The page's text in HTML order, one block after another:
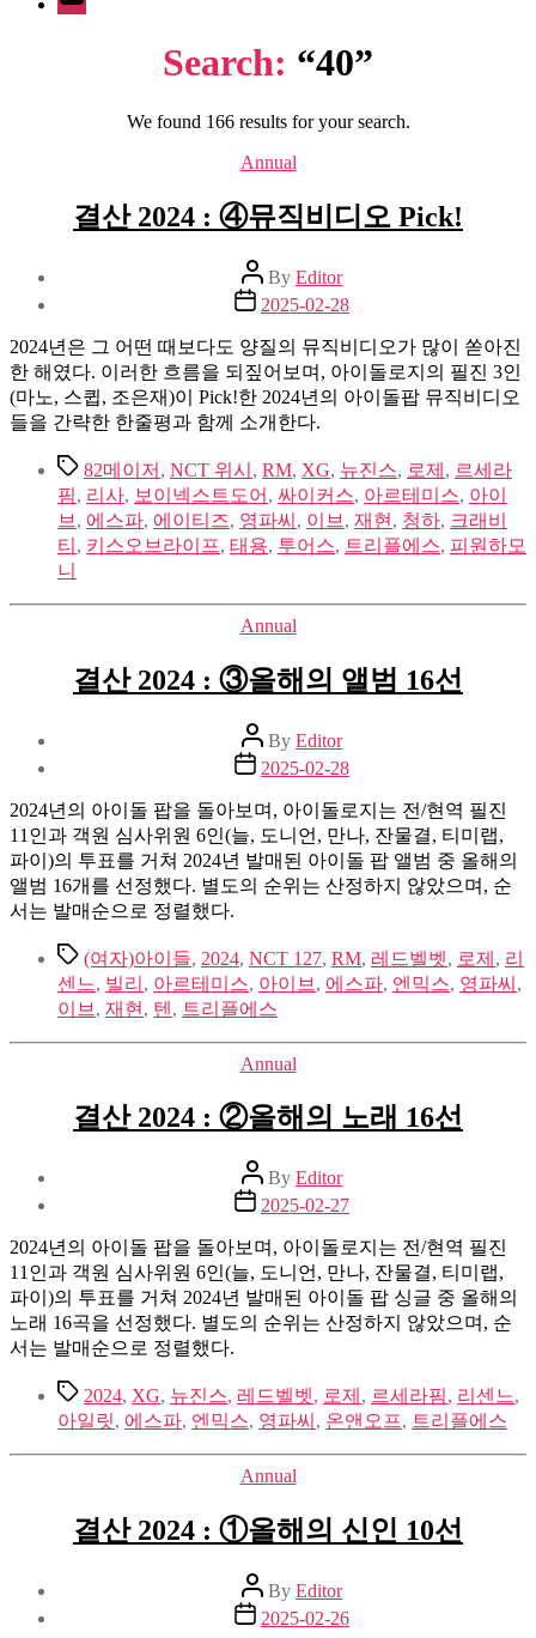
Search: “40”
We found 166 results for your search.
Categories
Annual
결산 2024 : ④뮤직비디오 Pick!
Post
author
By Editor
Post
date
2025-02-28
2024년은 그 어떤 때보다도 양질의 뮤직비디오가 많이 쏟아진
한 해였다. 이러한 흐름을 되짚어보며, 아이돌로지의 필진 3인
(마노, 스큅, 조은재)이 Pick!한 2024년의 아이돌팝 뮤직비디오
들을 간략한 한줄평과 함께 소개한다.
Tags82메이저 , NCT 위시 , RM, XG, 뉴진스, 로제 , 르세라
핌, 리사, 보이넥스트도어 , 싸이커스, 아르테미스, 아이
브 , 에스파, 에이티즈, 영파씨 , 이브 , 재현 , 청하, 크래비
티 , 키스오브라이프, 태용, 투어스, 트리플에스, 피원하모
니
Categories
Annual
결산 2024 : ③올해의 앨범 16선
Post
author
By Editor
Post
date
2025-02-28
2024년의 아이돌 팝을 돌아보며, 아이돌로지는 전/현역 필진
11인과 객원 심사위원 6인(늘, 도니언, 만나, 잔물결, 티미랩,
파이)의 투표를 거쳐 2024년 발매된 아이돌 팝 앨범 중 올해의
앨범 16개를 선정했다. 별도의 순위는 산정하지 않았으며, 순
서는 발매순으로 정렬했다.
Tags(여자)아이들, 2024, NCT 127, RM, 레드벨벳, 로제 , 리
센느, 빌리 , 아르테미스, 아이브 , 에스파, 엔믹스, 영파씨 ,
이브 , 재현 , 텐 , 트리플에스
Categories
Annual
결산 2024 : ②올해의 노래 16선
Post
author
By Editor
Post
date
2025-02-27
2024년의 아이돌 팝을 돌아보며, 아이돌로지는 전/현역 필진
11인과 객원 심사위원 6인(늘, 도니언, 만나, 잔물결, 티미랩,
파이)의 투표를 거쳐 2024년 발매된 아이돌 팝 싱글 중 올해의
노래 16곡을 선정했다. 별도의 순위는 산정하지 않았으며, 순
서는 발매순으로 정렬했다.
Tags2024, XG, 뉴진스, 레드벨벳, 로제 , 르세라핌, 리센느,
아일릿, 에스파, 엔믹스, 영파씨 , 온앤오프, 트리플에스
Categories
Annual
결산 2024 : ①올해의 신인 10선
Post
author
By Editor
Post
date
2025-02-26